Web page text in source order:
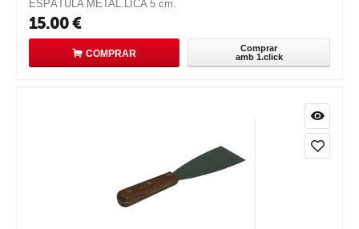
ESPÀTULA METAL.LICA 5 cm.
15.00€
COMPRAR
Comprar
amb 1.click